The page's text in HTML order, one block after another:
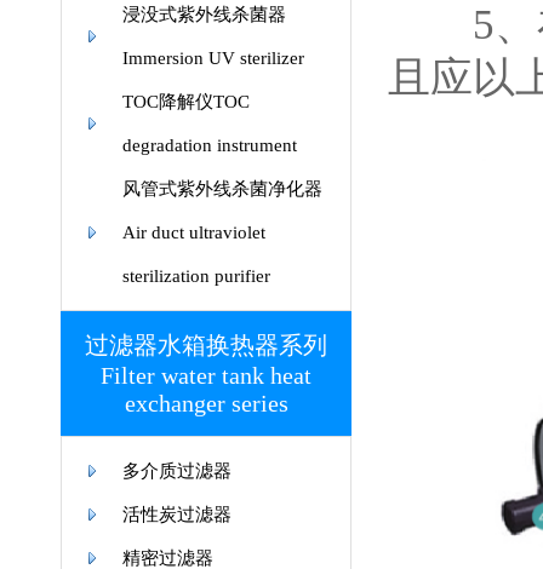
浸没式紫外线杀菌器
Immersion UV sterilizer
TOC降解仪TOC
degradation instrument
风管式紫外线杀菌净化器
Air duct ultraviolet
sterilization purifier
过滤器水箱换热器系列
Filter water tank heat
exchanger series
多介质过滤器
活性炭过滤器
精密过滤器
5、在
且应以